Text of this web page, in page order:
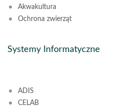
Akwakultura
Ochrona zwierząt
Systemy Informatyczne
ADIS
CELAB